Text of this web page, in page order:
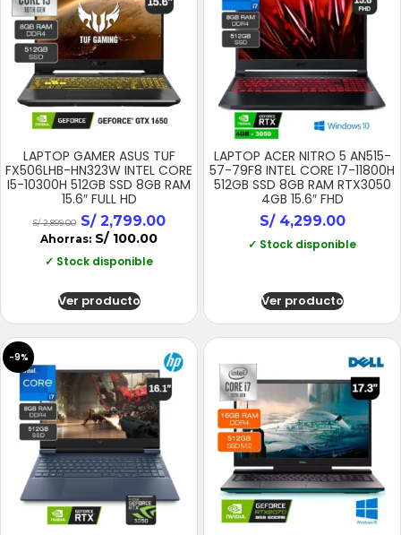
LAPTOP GAMER ASUS TUF
FX506LHB-HN323W INTEL CORE
I5-10300H 512GB SSD 8GB RAM
15.6″ FULL HD
S/2,899.00 S/2,799.00
Ahorras: S/ 100.00
✓ Stock disponible
Ver producto
LAPTOP ACER NITRO 5 AN515-
57-79F8 INTEL CORE I7-11800H
512GB SSD 8GB RAM RTX3050
4GB 15.6″ FHD
S/4,299.00
✓ Stock disponible
Ver producto
-9%